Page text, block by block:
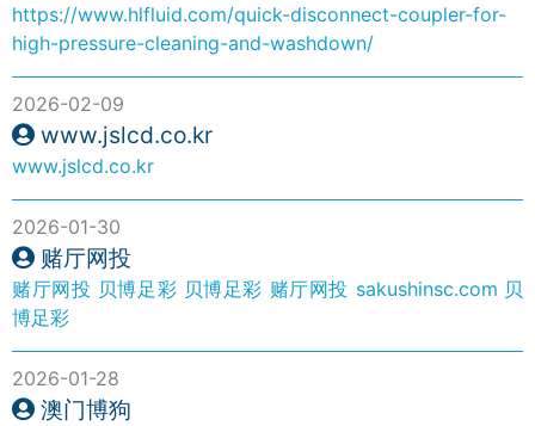
https://www.hlfluid.com/quick-disconnect-coupler-for-
high-pressure-cleaning-and-washdown/
2026-02-09
www.jslcd.co.kr
www.jslcd.co.kr
2026-01-30
赌厅网投
赌厅网投 贝博足彩 贝博足彩 赌厅网投 sakushinsc.com 贝
博足彩
2026-01-28
澳门博狗